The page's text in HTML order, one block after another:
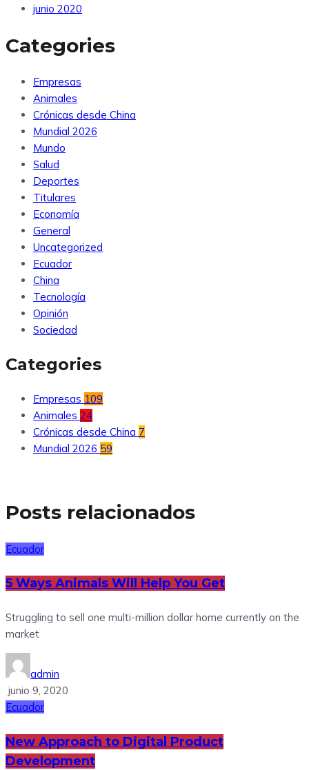
junio 2020
Categories
Empresas
Animales
Crónicas desde China
Mundial 2026
Mundo
Salud
Deportes
Titulares
Economía
General
Uncategorized
Ecuador
China
Tecnología
Opinión
Sociedad
Categories
Empresas 109
Animales 24
Crónicas desde China 7
Mundial 2026 59
Posts relacionados
Ecuador
5 Ways Animals Will Help You Get
Struggling to sell one multi-million dollar home currently on the
market
admin
junio 9, 2020
Ecuador
New Approach to Digital Product
Development